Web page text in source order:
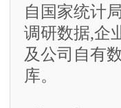
自国家统计
调研数据,企
及公司自有
库。